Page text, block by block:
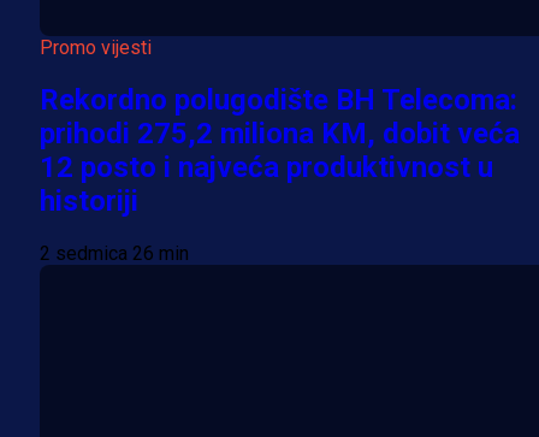
Promo vijesti
Rekordno polugodište BH Telecoma:
prihodi 275,2 miliona KM, dobit veća
12 posto i najveća produktivnost u
historiji
2 sedmica 26 min